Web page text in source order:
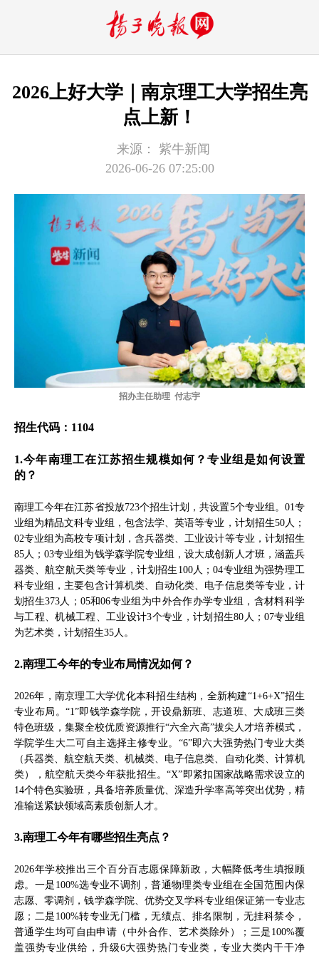
2026上好大学｜南京理工大学招生亮
点上新！
来源：
紫牛新闻
2026-06-26 07:25:00
招办主任助理 付志宇
招生代码：1104
1.今年南理工在江苏招生规模如何？专业组是如何设置
的？
南理工今年在江苏省投放723个招生计划，共设置5个专业组。01专
业组为精品文科专业组，包含法学、英语等专业，计划招生50人；
02专业组为高校专项计划，含兵器类、工业设计等专业，计划招生
85人；03专业组为钱学森学院专业组，设大成创新人才班，涵盖兵
器类、航空航天类等专业，计划招生100人；04专业组为强势理工
科专业组，主要包含计算机类、自动化类、电子信息类等专业，计
划招生373人；05和06专业组为中外合作办学专业组，含材料科学
与工程、机械工程、工业设计3个专业，计划招生80人；07专业组
为艺术类，计划招生35人。
2.南理工今年的专业布局情况如何？
2026年，南京理工大学优化本科招生结构，全新构建“1+6+X”招生
专业布局。“1”即钱学森学院，开设鼎新班、志道班、大成班三类
特色班级，集聚全校优质资源推行“六全六高”拔尖人才培养模式，
学院学生大二可自主选择主修专业。“6”即六大强势热门专业大类
（兵器类、航空航天类、机械类、电子信息类、自动化类、计算机
类），航空航天类今年获批招生。“X”即紧扣国家战略需求设立的
14个特色实验班，具备培养质量优、深造升学率高等突出优势，精
准输送紧缺领域高素质创新人才。
3.南理工今年有哪些招生亮点？
2026年学校推出三个百分百志愿保障新政，大幅降低考生填报顾
虑。一是100%选专业不调剂，普通物理类专业组在全国范围内保
志愿、零调剂，钱学森学院、优势交叉学科专业组保证第一专业志
愿；二是100%转专业无门槛，无绩点、排名限制，无挂科禁令，
普通学生均可自由申请（中外合作、艺术类除外）；三是100%覆
盖强势专业供给，升级6大强势热门专业类，专业大类内干干净